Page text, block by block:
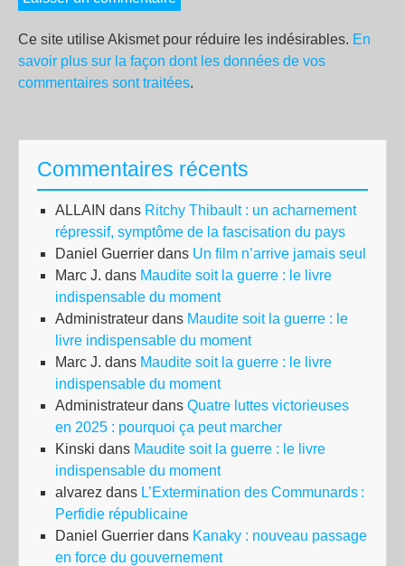
Ce site utilise Akismet pour réduire les indésirables. En
savoir plus sur la façon dont les données de vos
commentaires sont traitées.
Commentaires récents
ALLAIN dans Ritchy Thibault : un acharnement
répressif, symptôme de la fascisation du pays
Daniel Guerrier dans Un film n’arrive jamais seul
Marc J. dans Maudite soit la guerre : le livre
indispensable du moment
Administrateur dans Maudite soit la guerre : le
livre indispensable du moment
Marc J. dans Maudite soit la guerre : le livre
indispensable du moment
Administrateur dans Quatre luttes victorieuses
en 2025 : pourquoi ça peut marcher
Kinski dans Maudite soit la guerre : le livre
indispensable du moment
alvarez dans L’Extermination des Communards :
Perfidie républicaine
Daniel Guerrier dans Kanaky : nouveau passage
en force du gouvernement